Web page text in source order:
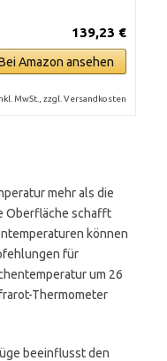
139,23 €
Amazon ansehen
MwSt., zzgl. Versandkosten
mehr als die
Oberfläche schafft
können
für
um 26
Thermometer
beeinflusst den